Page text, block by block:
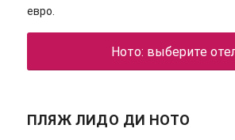
евро.
Ното: выберите
ПЛЯЖ ЛИДО ДИ НОТО